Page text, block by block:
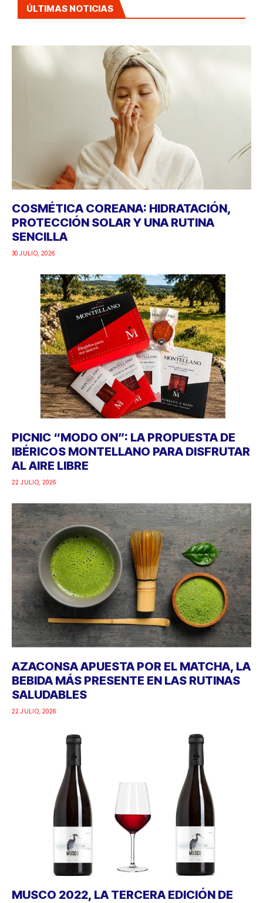
ÚLTIMAS NOTICIAS
COSMÉTICA COREANA: HIDRATACIÓN,
PROTECCIÓN SOLAR Y UNA RUTINA
SENCILLA
30 JULIO, 2026
PICNIC “MODO ON”: LA PROPUESTA DE
IBÉRICOS MONTELLANO PARA DISFRUTAR
AL AIRE LIBRE
22 JULIO, 2026
AZACONSA APUESTA POR EL MATCHA, LA
BEBIDA MÁS PRESENTE EN LAS RUTINAS
SALUDABLES
22 JULIO, 2026
MUSCO 2022, LA TERCERA EDICIÓN DE